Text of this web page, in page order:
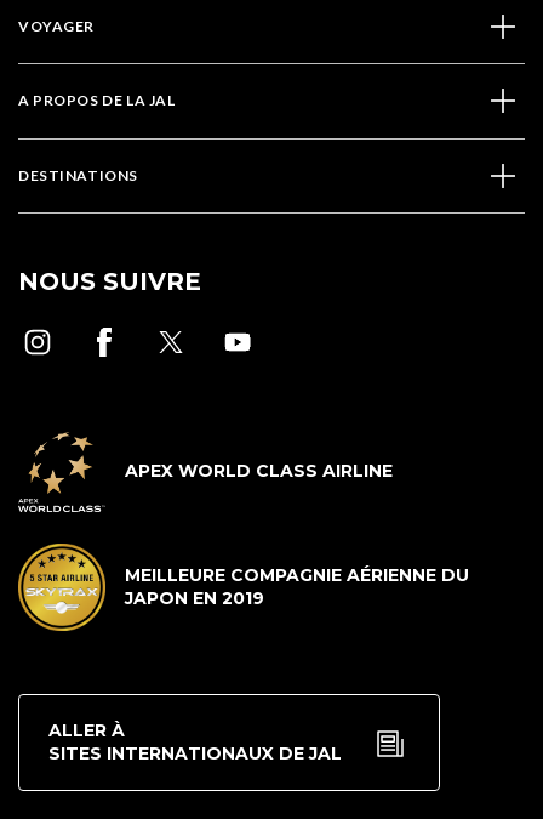
VOYAGER
A PROPOS DE LA JAL
DESTINATIONS
NOUS SUIVRE
APEX WORLD CLASS AIRLINE
MEILLEURE COMPAGNIE AÉRIENNE DU
JAPON EN 2019
ALLER À
SITES INTERNATIONAUX DE JAL